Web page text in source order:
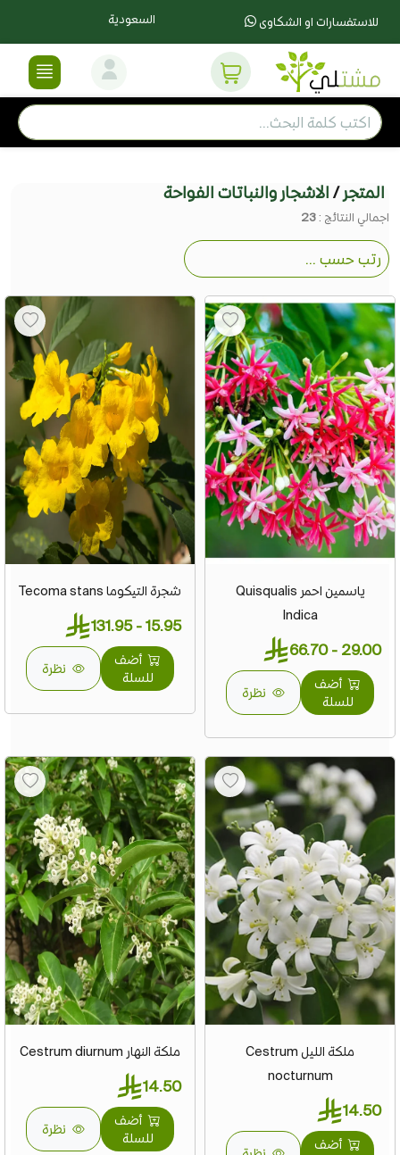
للاستفسارات او الشكاوى السعودية
المتجر / الاشجار والنباتات الفواحة
اجمالي النتائج :
ياسمين احمر Quisqualis
Indica
29.00 - 66.70
أضف
للسلة
نظرة
شجرة التيكوما Tecoma stans
15.95 - 131.95
أضف
للسلة
نظرة
ملكة الليل Cestrum
nocturnum
14.50
أضف
ملكة النهار Cestrum diurnum
14.50
أضف
للسلة
نظرة